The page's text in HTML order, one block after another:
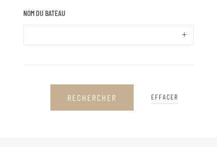
NOM DU BATEAU
RECHERCHER EFFACER